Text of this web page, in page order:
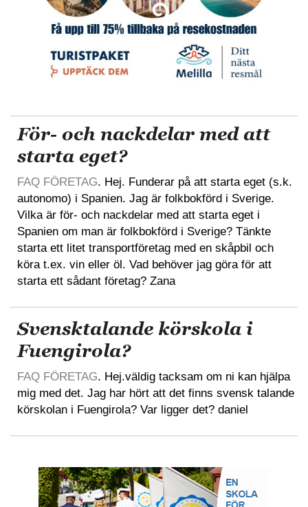
För- och nackdelar med att
starta eget?
FAQ FÖRETAG. Hej. Funderar på att starta eget (s.k.
autonomo) i Spanien. Jag är folkbokförd i Sverige.
Vilka är för- och nackdelar med att starta eget i
Spanien om man är folkbokförd i Sverige? Tänkte
starta ett litet transportföretag med en skåpbil och
köra t.ex. vin eller öl. Vad behöver jag göra för att
starta ett sådant företag? Zana
Svensktalande körskola i
Fuengirola?
FAQ FÖRETAG. Hej.väldig tacksam om ni kan hjälpa
mig med det. Jag har hört att det finns svensk talande
körskolan i Fuengirola? Var ligger det? daniel